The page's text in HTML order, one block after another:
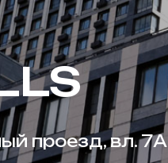
проезд, вл. 7А